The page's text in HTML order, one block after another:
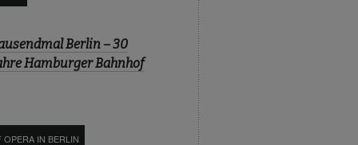
Berlin – 30
Hamburger Bahnhof
OPERA IN BERLIN